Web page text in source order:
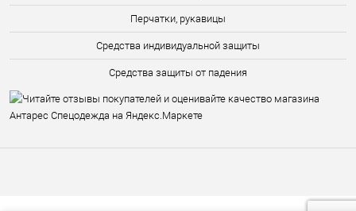
Перчатки, рукавицы
Средства индивидуальной защиты
Средства защиты от падения